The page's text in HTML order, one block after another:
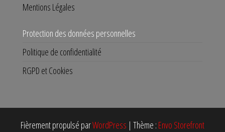
Mentions Légales
Protection des données personnelles
Politique de confidentialité
RGPD et Cookies
Fièrement propulsé parWordPress | Thème : Envo Storefront